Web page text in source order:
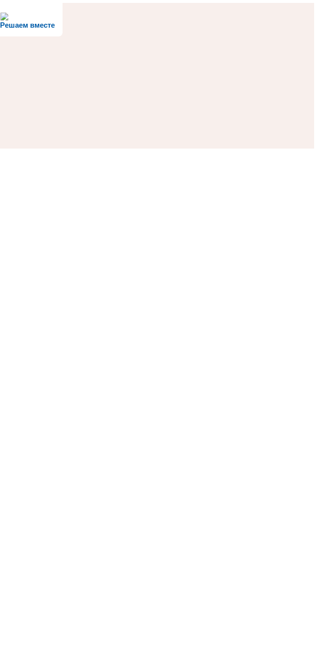
Решаем вместе